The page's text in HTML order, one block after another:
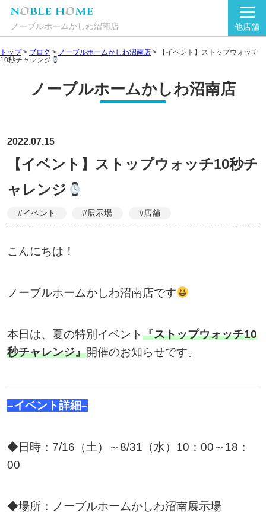
ノーブルホームかしわ沼南店 他店舗
トップ> ブログ > ノーブルホームかしわ沼南店 >
【イベント】ストップウォッチ
10秒チャレンジ
ノーブルホームかしわ沼南店
2022.07.15
【イベント】ストップウォッチ10秒チ
ャレンジ
#イベント #展示場 #店舗
こんにちは！
ノーブルホームかしわ沼南店です
本日は、夏の特別イベント『ストップウォッチ10
秒チャレンジ』開催のお知らせです。
–イベント詳細–
◆日時：7/16（土）～8/31（水）10：00～18：
00
◆場所：ノーブルホームかしわ沼南展示場